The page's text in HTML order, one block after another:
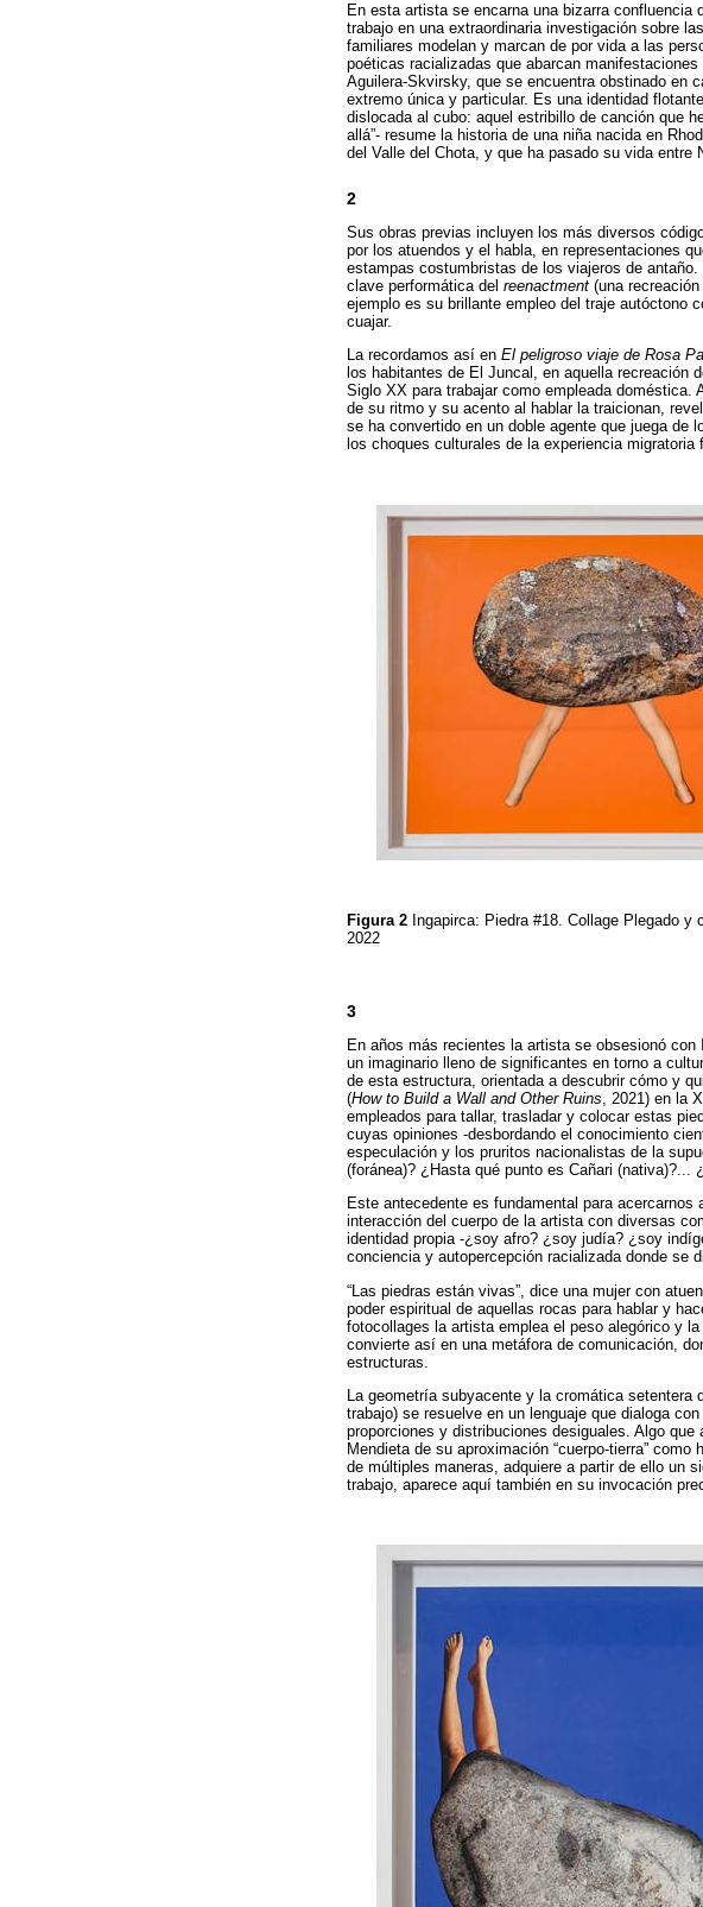
En esta artista se encarna una bizarra
trabajo en una extraordinaria investigación sobre
familiares modelan y marcan de por vida a las
poéticas racializadas que abarcan
Aguilera-Skvirsky, que se encuentra obstinado en
extremo única y particular. Es una identidad
dislocada al cubo: aquel estribillo de canción que
allá”- resume la historia de una niña nacida en
del Valle del Chota, y que ha pasado su vida
2
Sus obras previas incluyen los más diversos
por los atuendos y el habla, en representaciones
estampas costumbristas de los viajeros de
clave performática del reenactment (una
ejemplo es su brillante empleo del traje autóctono
cuajar.
La recordamos así en El peligroso viaje de Rosa
los habitantes de El Juncal, en aquella recreación
Siglo XX para trabajar como empleada doméstica.
de su ritmo y su acento al hablar la traicionan,
se ha convertido en un doble agente que juega
los choques culturales de la experiencia migratoria
Figura 2 Ingapirca: Piedra #18. Collage Plegado
2022
3
En años más recientes la artista se obsesionó
un imaginario lleno de significantes en torno a
de esta estructura, orientada a descubrir cómo y
(How to Build a Wall and Other Ruins, 2021) en la
empleados para tallar, trasladar y colocar estas
cuyas opiniones -desbordando el conocimiento
especulación y los pruritos nacionalistas de la
(foránea)? ¿Hasta qué punto es Cañari
Este antecedente es fundamental para acercarnos
interacción del cuerpo de la artista con diversas
identidad propia -¿soy afro? ¿soy judía? ¿soy
conciencia y autopercepción racializada donde se
“Las piedras están vivas”, dice una mujer con
poder espiritual de aquellas rocas para hablar y
fotocollages la artista emplea el peso alegórico y
convierte así en una metáfora de comunicación,
estructuras.
La geometría subyacente y la cromática
trabajo) se resuelve en un lenguaje que dialoga
proporciones y distribuciones desiguales. Algo
Mendieta de su aproximación “cuerpo-tierra”
de múltiples maneras, adquiere a partir de ello un
trabajo, aparece aquí también en su invocación